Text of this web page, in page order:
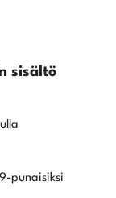
sisältö
punaisiksi